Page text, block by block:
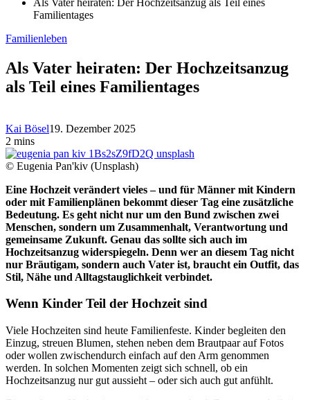
Familientages
Familienleben
Als Vater heiraten: Der Hochzeitsanzug
als Teil eines Familientages
Kai Bösel19. Dezember 2025
2 mins
© Eugenia Pan'kiv (Unsplash)
Eine Hochzeit verändert vieles – und für Männer mit Kindern
oder mit Familienplänen bekommt dieser Tag eine zusätzliche
Bedeutung. Es geht nicht nur um den Bund zwischen zwei
Menschen, sondern um Zusammenhalt, Verantwortung und
gemeinsame Zukunft. Genau das sollte sich auch im
Hochzeitsanzug widerspiegeln. Denn wer an diesem Tag nicht
nur Bräutigam, sondern auch Vater ist, braucht ein Outfit, das
Stil, Nähe und Alltagstauglichkeit verbindet.
Wenn Kinder Teil der Hochzeit sind
Viele Hochzeiten sind heute Familienfeste. Kinder begleiten den
Einzug, streuen Blumen, stehen neben dem Brautpaar auf Fotos
oder wollen zwischendurch einfach auf den Arm genommen
werden. In solchen Momenten zeigt sich schnell, ob ein
Hochzeitsanzug nur gut aussieht – oder sich auch gut anfühlt.